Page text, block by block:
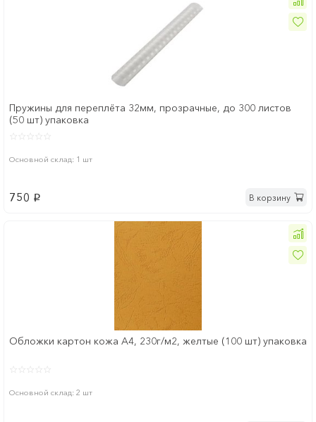
Пружины для переплёта 32мм, прозрачные, до 300 листов
(50 шт) упаковка
Основной склад: 1 шт
750 p В корзину
Обложки картон кожа А4, 230г/м2, желтые (100 шт) упаковка
Основной склад: 2 шт